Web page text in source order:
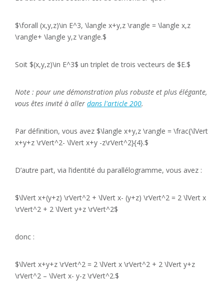
$\forall (x,y,z)\in E^3, \langle x+y,z \rangle = \langle x,z
\rangle+ \langle y,z \rangle.$
Soit $(x,y,z)\in E^3$ un triplet de trois vecteurs de $E.$
Note : pour une démonstration plus robuste et plus élégante,
vous êtes invité à aller dans l'article 200.
Par définition, vous avez $\langle x+y,z \rangle = \frac{\lVert
x+y+z \rVert^2- \lVert x+y -z\rVert^2}{4}.$
D’autre part, via l’identité du parallélogramme, vous avez :
$\lVert x+(y+z) \rVert^2 + \lVert x- (y+z) \rVert^2 = 2 \lVert x
\rVert^2 + 2 \lVert y+z \rVert^2$
donc :
$\lVert x+y+z \rVert^2 = 2 \lVert x \rVert^2 + 2 \lVert y+z
\rVert^2 – \lVert x- y-z \rVert^2.$